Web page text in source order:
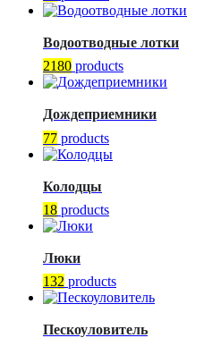
Водоотводные лотки
2180 products
Дождеприемники
77 products
Колодцы
18 products
Люки
132 products
Пескоуловитель